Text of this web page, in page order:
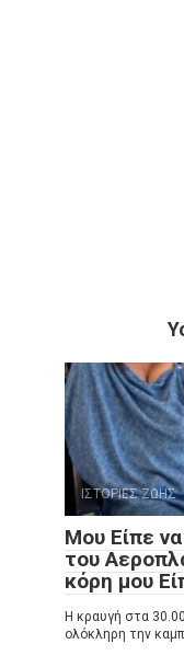
ΙΣΤΟΡΙΕΣ ΖΩΗΣ
Μου Είπε
του
κόρη μου
Η κραυγή στα
ολόκληρη την